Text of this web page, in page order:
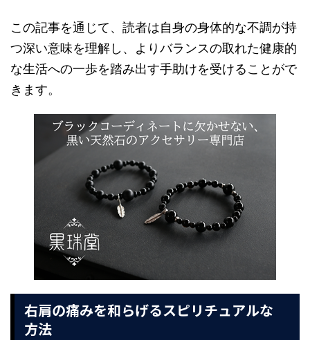
この記事を通じて、読者は自身の身体的な不調が持
つ深い意味を理解し、よりバランスの取れた健康的
な生活への一歩を踏み出す手助けを受けることがで
きます。
右肩の痛みを和らげるスピリチュアルな
方法